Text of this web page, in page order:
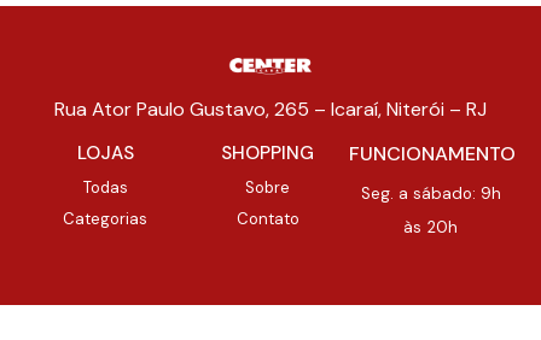
Rua Ator Paulo Gustavo, 265 – Icaraí, Niterói – RJ
LOJAS
Todas
Categorias
SHOPPING
Sobre
Contato
FUNCIONAMENTO
Seg. a sábado: 9h
às 20h